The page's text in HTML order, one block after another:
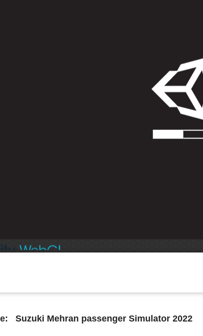
Suzuki Mehran passenger Simulator 2022